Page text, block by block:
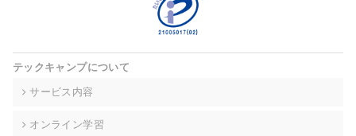
当社は事業運営上、前項利用目的の範囲に限って個人情報を外
高い委託先を選定し、個人情報の適正管理・機密保持について
個人情報の開示等(利用目的の通知、開示、内容の訂正・追加・
テックキャンプについて
サービス内容
オンライン学習